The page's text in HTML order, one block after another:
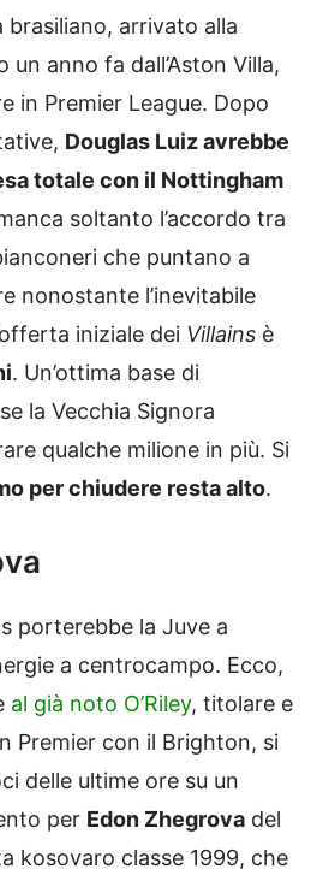
arrivato alla
anno fa dall’Aston Villa,
in Premier League. Dopo
Douglas Luiz avrebbe
totale con il Nottingham
soltanto l’accordo tra
che puntano a
nonostante l’inevitabile
iniziale dei Villains è
. Un’ottima base di
la Vecchia Signora
qualche milione in più. Si
per chiudere resta alto.
porterebbe la Juve a
a centrocampo. Ecco,
al già noto O’Riley, titolare e
Premier con il Brighton, si
delle ultime ore su un
per Edon Zhegrova del
kosovaro classe 1999, che